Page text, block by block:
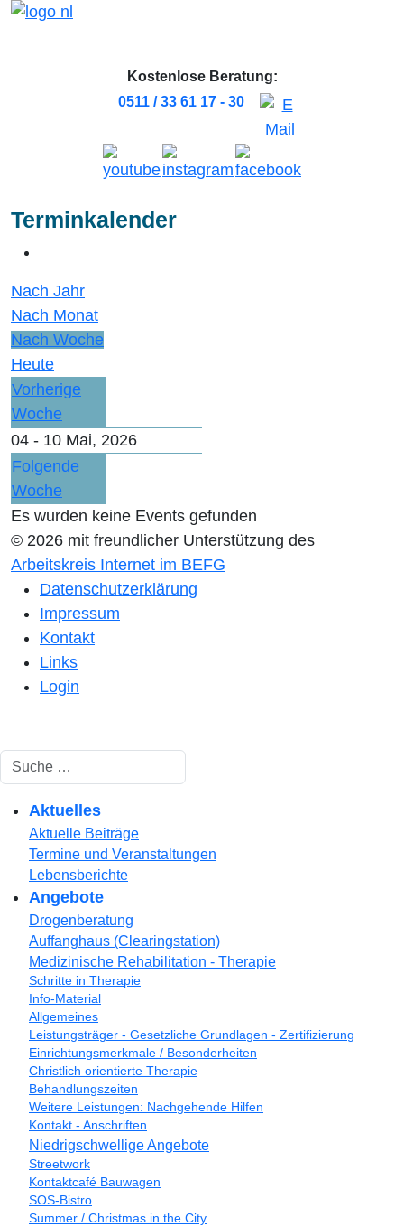
Kostenlose Beratung:
0511 / 33 61 17 - 30
Terminkalender
Nach Jahr
Nach Monat
Nach Woche
Heute
Vorherige
Woche
04 - 10 Mai, 2026
Folgende
Woche
Es wurden keine Events gefunden
© 2026 mit freundlicher Unterstützung des
Arbeitskreis Internet im BEFG
Datenschutzerklärung
Impressum
Kontakt
Links
Login
Suchen
Aktuelles
Aktuelle Beiträge
Termine und Veranstaltungen
Lebensberichte
Angebote
Drogenberatung
Auffanghaus (Clearingstation)
Medizinische Rehabilitation - Therapie
Schritte in Therapie
Info-Material
Allgemeines
Leistungsträger - Gesetzliche Grundlagen - Zertifizierung
Einrichtungsmerkmale / Besonderheiten
Christlich orientierte Therapie
Behandlungszeiten
Weitere Leistungen: Nachgehende Hilfen
Kontakt - Anschriften
Niedrigschwellige Angebote
Streetwork
Kontaktcafé Bauwagen
SOS-Bistro
Summer / Christmas in the City